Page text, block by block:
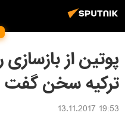
پوتین از
ترکیه سخن گفت
19:53 13.11.2017